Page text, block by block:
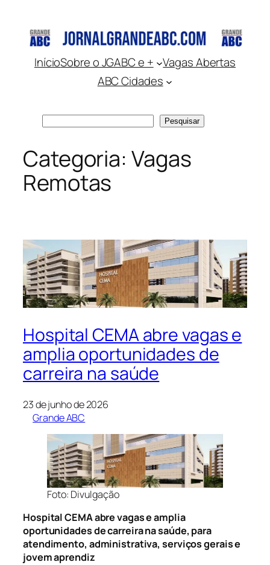
conteúdo
InícioSobre o JGABC e +
Vagas Abertas
ABC Cidades
Pesquisar
Categoria: Vagas
Remotas
Hospital CEMA abre vagas e
amplia oportunidades de
carreira na saúde
23 de junho de 2026
Grande ABC
Foto: Divulgação
Hospital CEMA abre vagas e amplia
oportunidades de carreira na saúde, para
atendimento, administrativa, serviços gerais e
jovem aprendiz